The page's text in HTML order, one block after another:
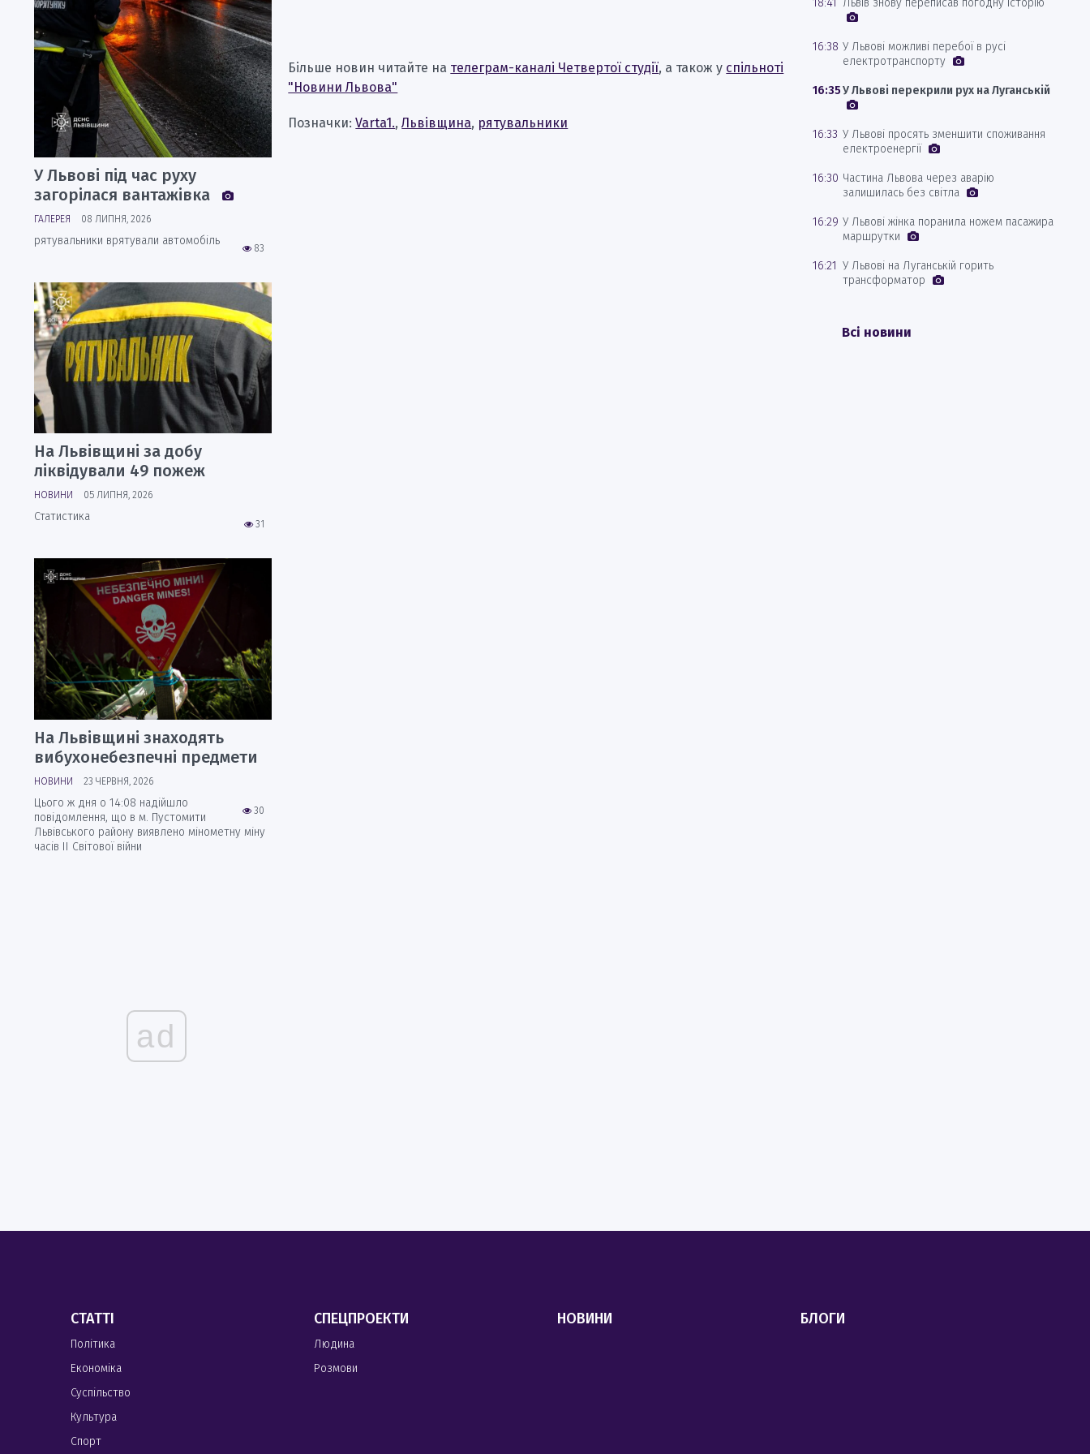
Більше новин читайте на телеграм-каналі Четвертої студії, а також у спільноті
"Новини Львова"
Позначки:Varta1.,Львівщина, рятувальники
У Львові під час руху
загорілася вантажівка
ГАЛЕРЕЯ 08 ЛИПНЯ, 2026
83
рятувальники врятували автомобіль
На Львівщині за добу
ліквідували 49 пожеж
НОВИНИ 05 ЛИПНЯ, 2026
31
Статистика
На Львівщині знаходять
вибухонебезпечні предмети
НОВИНИ 23 ЧЕРВНЯ, 2026
30
Цього ж дня о 14:08 надійшло
повідомлення, що в м. Пустомити
Львівського району виявлено мінометну міну
часів ІІ Світової війни
ad
18:41 Львів знову переписав погодну історію
16:38 У Львові можливі перебої в русі
електротранспорту
16:35У Львові перекрили рух на Луганській
16:33 У Львові просять зменшити споживання
електроенергії
16:30 Частина Львова через аварію
залишилась без світла
16:29 У Львові жінка поранила ножем пасажира
маршрутки
16:21 У Львові на Луганській горить
трансформатор
Всі новини
СТАТТІ
Політика
Економіка
Суспільство
Культура
Спорт
СПЕЦПРОЕКТИ
Людина
Розмови
НОВИНИ БЛОГИ